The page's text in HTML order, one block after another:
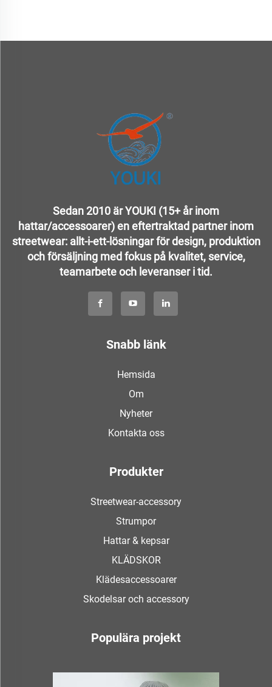
Sedan 2010 är YOUKI (15+ år inom
hattar/accessoarer) en eftertraktad partner inom
streetwear: allt-i-ett-lösningar för design, produktion
och försäljning med fokus på kvalitet, service,
teamarbete och leveranser i tid.
Snabb länk
Hemsida
Om
Nyheter
Kontakta oss
Produkter
Streetwear-accessory
Strumpor
Hattar & kepsar
KLÄDSKOR
Klädesaccessoarer
Skodelsar och accessory
Populära projekt